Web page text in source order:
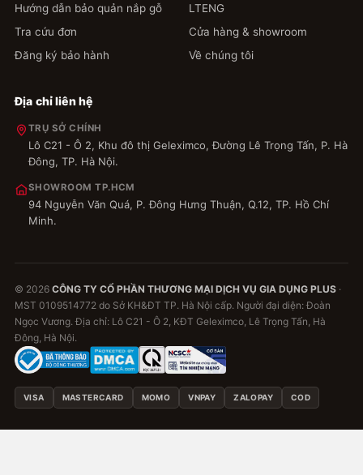
1
camellia130119
50cm,6 móc
Thanh treo đẹp. Keo dính chắc ạ
nhitrang13
2023-03-23 15:46 | Phân loại hàng: 【Nhôm Đôi】
40cm+6 móc
Hàng đẹp dày dặn, chắc chắn
0:07
Hướng dẫn bảo quản nắp gỗ
Tra cứu đơn
Đăng ký bảo hành
LTENG
Cửa hàng & showroom
Về chúng tôi
Địa chỉ liên hệ
TRỤ SỞ CHÍNH
Lô C21 - Ô 2, Khu đô thị Geleximco, Đường Lê Trọng Tấn, P. Hà
Đông, TP. Hà Nội.
SHOWROOM TP.HCM
94 Nguyễn Văn Quá, P. Đông Hưng Thuận, Q.12, TP. Hồ Chí
Minh.
© 2026 CÔNG TY CỔ PHẦN THƯƠNG MẠI DỊCH VỤ GIA DỤNG PLUS ·
MST 0109514772 do Sở KH&ĐT TP. Hà Nội cấp. Người đại diện: Đoàn
Ngọc Vương. Địa chỉ: Lô C21 - Ô 2, KĐT Geleximco, Lê Trọng Tấn, Hà
Đông, Hà Nội.
VISA MASTERCARD MOMO VNPAY ZALOPAY COD